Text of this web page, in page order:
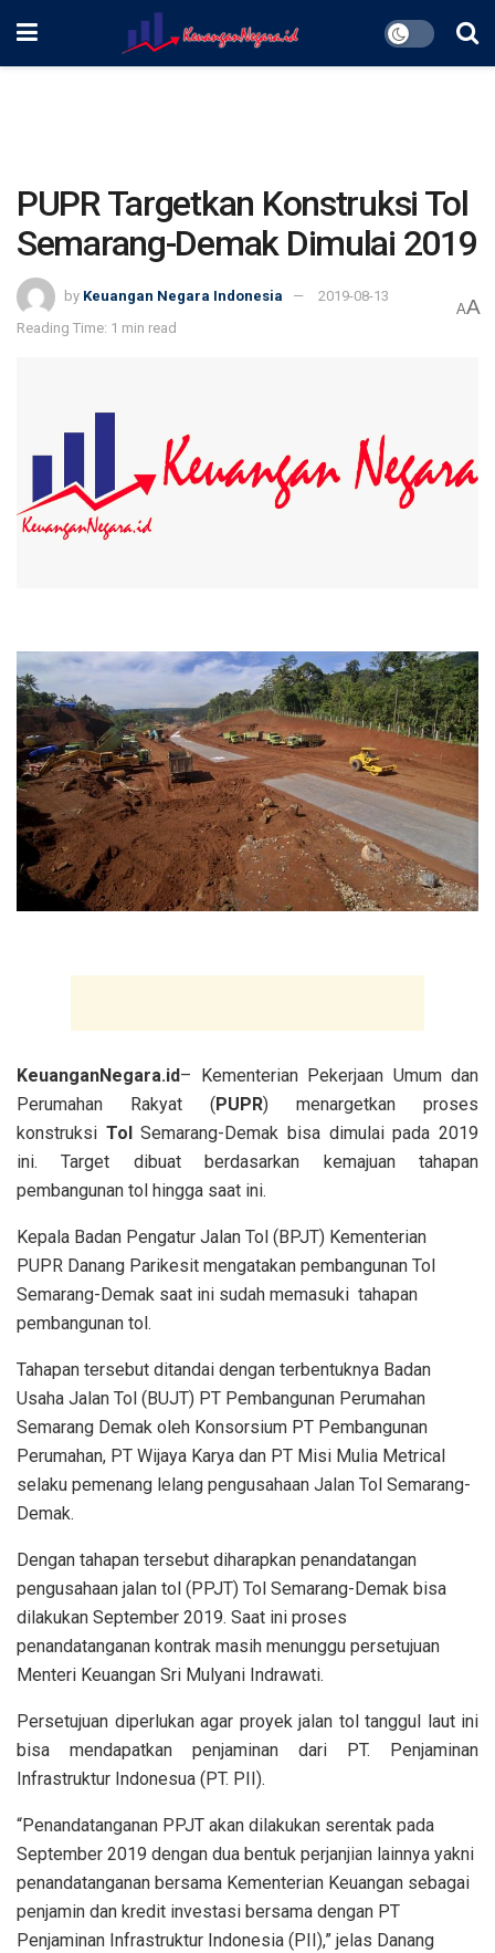
PUPR Targetkan Konstruksi Tol
Semarang-Demak Dimulai 2019
by Keuangan Negara Indonesia
2019-08-13
Reading Time: 1 min read
AA
KeuanganNegara.id– Kementerian Pekerjaan Umum dan
Perumahan Rakyat ( PUPR) menargetkan proses
konstruksi Tol
Semarang-Demak bisa dimulai pada 2019
ini. Target dibuat berdasarkan kemajuan tahapan
pembangunan tol hingga saat ini.
Kepala Badan Pengatur Jalan Tol (BPJT) Kementerian
PUPR Danang Parikesit mengatakan pembangunan Tol
Semarang-Demak saat ini sudah memasuki tahapan
pembangunan tol.
Tahapan tersebut ditandai dengan terbentuknya Badan
Usaha Jalan Tol (BUJT) PT Pembangunan Perumahan
Semarang Demak oleh Konsorsium PT Pembangunan
Perumahan, PT Wijaya Karya dan PT Misi Mulia Metrical
selaku pemenang lelang pengusahaan Jalan Tol Semarang-
Demak.
Dengan tahapan tersebut diharapkan penandatangan
pengusahaan jalan tol (PPJT) Tol Semarang-Demak bisa
dilakukan September 2019. Saat ini proses
penandatanganan kontrak masih menunggu persetujuan
Menteri Keuangan Sri Mulyani Indrawati.
Persetujuan diperlukan agar proyek jalan tol tanggul laut ini
bisa mendapatkan penjaminan dari PT. Penjaminan
Infrastruktur Indonesua (PT. PII).
“Penandatanganan PPJT akan dilakukan serentak pada
September 2019 dengan dua bentuk perjanjian lainnya yakni
penandatanganan bersama Kementerian Keuangan sebagai
penjamin dan kredit investasi bersama dengan PT
Penjaminan Infrastruktur Indonesia (PII),” jelas Danang